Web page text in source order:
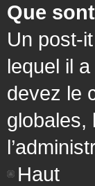
Que
Un post-
lequel il
devez le
globales,
Haut